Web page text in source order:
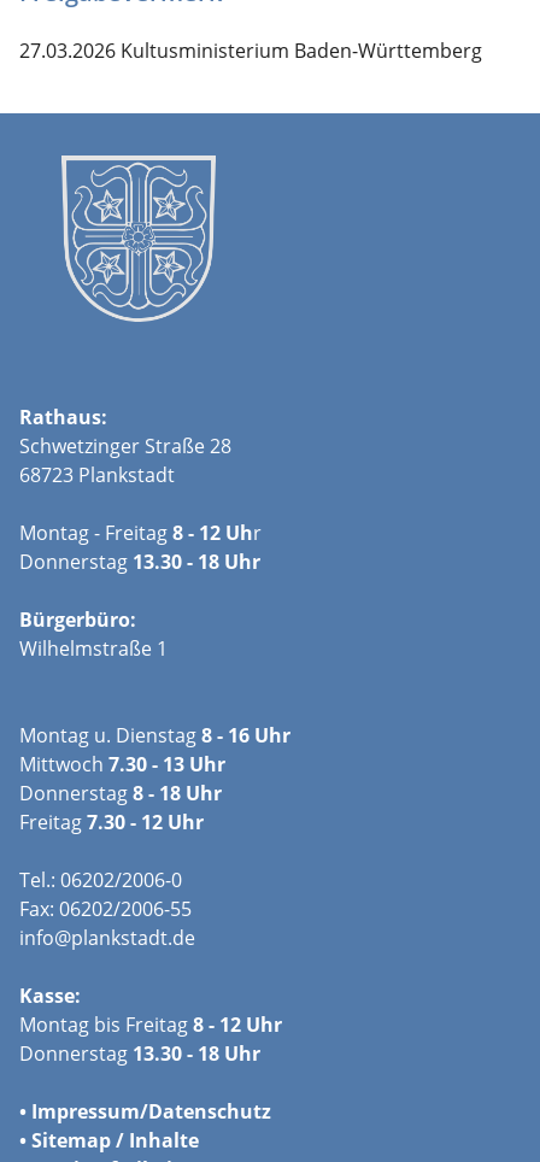
27.03.2026 Kultusministerium Baden-Württemberg
Rathaus:
Schwetzinger Straße 28
68723 Plankstadt
Montag - Freitag8 - 12 Uhr
Donnerstag 13.30 - 18 Uhr
Bürgerbüro:
Wilhelmstraße 1
Montag u. Dienstag8 - 16 Uhr
Mittwoch 7.30 - 13 Uhr
Donnerstag8 - 18 Uhr
Freitag7.30 - 12 Uhr
Tel.: 06202/2006-0
Fax: 06202/2006-55
info@plankstadt.de
Kasse:
Montag bis Freitag8 - 12 Uhr
Donnerstag 13.30 - 18 Uhr
• Impressum/Datenschutz
•Sitemap / Inhalte